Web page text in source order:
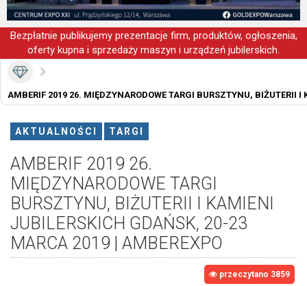
Bezpłatnie publikujemy prezentacje firm, produktów, ogłoszenia,
oferty kupna i sprzedaży maszyn i urządzeń jubilerskich.
AMBERIF 2019 26. MIĘDZYNARODOWE TARGI BURSZTYNU, BIŻUTERII
AKTUALNOŚCI TARGI
AMBERIF 2019 26.
MIĘDZYNARODOWE TARGI
BURSZTYNU, BIŻUTERII I KAMIENI
JUBILERSKICH GDAŃSK, 20-23
MARCA 2019 | AMBEREXPO
przeczytano 3859